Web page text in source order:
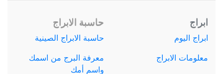
ابراج
ابراج اليوم
معلومات الابراج
حاسبة الابراج
حاسبة الابراج الصينية
معرفة البرج من اسمك
واسم أمك